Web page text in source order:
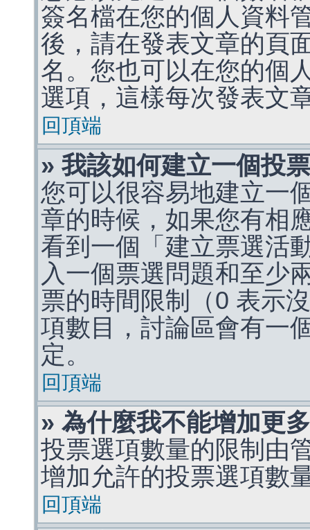
簽名檔在您的個人資料
後，請在發表文章的頁
名。您也可以在您的個
選項，這樣每次發表文
回頂端
» 我該如何建立一個投
您可以很容易地建立一
章的時候，如果您有相
看到一個「建立票選活
入一個票選問題和至少
票的時間限制（0 表示
項數目，討論區會有一
定。
回頂端
» 為什麼我不能增加更
投票選項數量的限制由
增加允許的投票選項數
回頂端